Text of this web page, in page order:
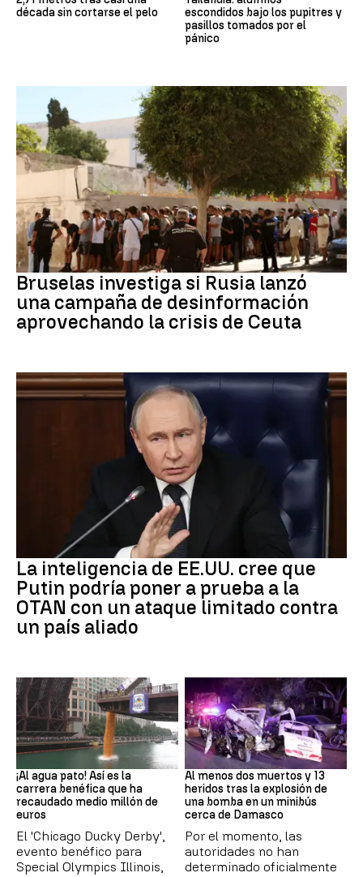
década sin cortarse el pelo
escondidos bajo los pupitres y
pasillos tomados por el
pánico
Desinformación rusa
Bruselas investiga si Rusia lanzó
una campaña de desinformación
aprovechando la crisis de Ceuta
La inteligencia de EE.UU. cree que
Putin podría poner a prueba a la
OTAN con un ataque limitado contra
un país aliado
EEUU
¡Al agua pato! Así es la
carrera benéfica que ha
recaudado medio millón de
euros
El 'Chicago Ducky Derby',
evento benéfico para
Special Olympics Illinois,
SIRIA
Al menos dos muertos y 13
heridos tras la explosión de
una bomba en un minibús
cerca de Damasco
Por el momento, las
autoridades no han
determinado oficialmente